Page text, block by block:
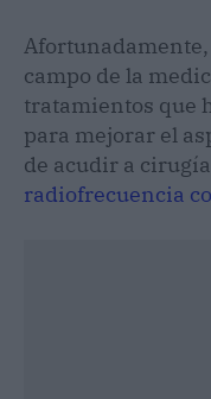
Afortunadamente,
campo de la
tratamientos que
para mejorar el
de acudir a
radiofrecuencia